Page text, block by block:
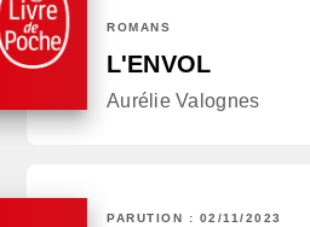
ROMANS
L'ENVOL
Aurélie Valognes
PARUTION : 02/11/2023